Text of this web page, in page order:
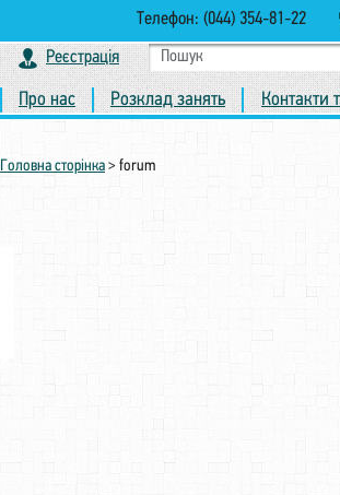
Телефон: (044) 354-81-22
Реєстрація
Про нас Розклад занять Контакти
Головна сторінка > forum